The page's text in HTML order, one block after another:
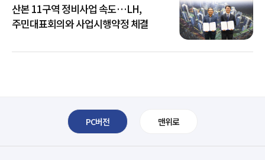
산본 11구역 정비사업 속도…LH,
주민대표회의와 사업시행약정 체결
PC버전 맨위로